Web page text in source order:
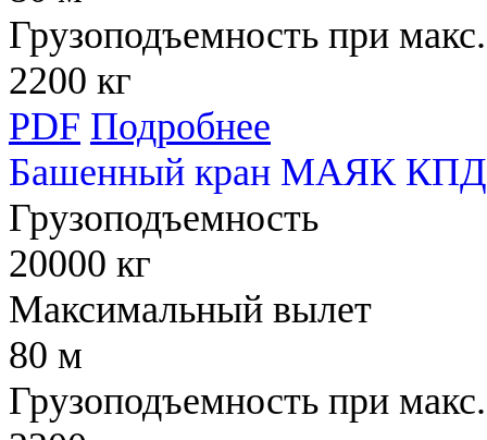
Грузоподъемность при
2200 кг
PDF Подробнее
Башенный кран МАЯК КПД
Грузоподъемность
20000 кг
Максимальный вылет
80 м
Грузоподъемность при